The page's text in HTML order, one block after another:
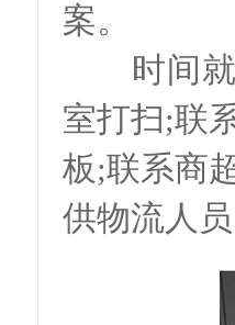
案。
时间就
室打扫;联
板;联系商
供物流人